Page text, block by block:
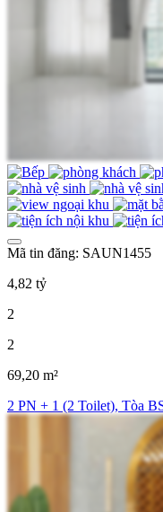
Mã tin đăng: SAUN1455
4,82 tỷ
2
2
69,20 m²
2 PN + 1 (2 Toilet), Tòa